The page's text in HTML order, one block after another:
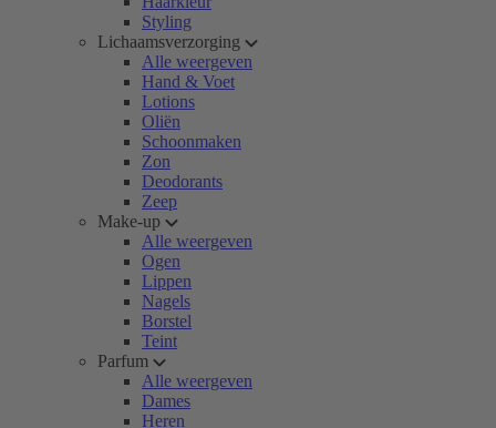
Styling
Lichaamsverzorging
Alle weergeven
Hand & Voet
Lotions
Oliën
Schoonmaken
Zon
Deodorants
Zeep
Make-up
Alle weergeven
Ogen
Lippen
Nagels
Borstel
Teint
Parfum
Alle weergeven
Dames
Heren